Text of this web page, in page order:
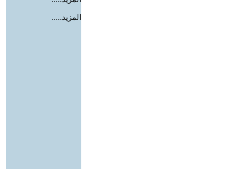
المزيد.....